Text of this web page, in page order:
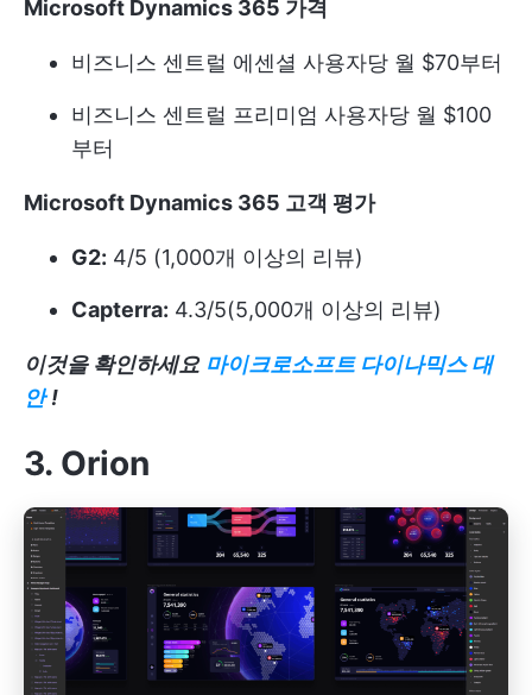
Microsoft Dynamics 365 가격
비즈니스 센트럴 에센셜 사용자당 월 $70부터
비즈니스 센트럴 프리미엄 사용자당 월 $100
부터
Microsoft Dynamics 365 고객 평가
G2: 4/5 (1,000개 이상의 리뷰)
Capterra: 4.3/5(5,000개 이상의 리뷰)
이것을 확인하세요 마이크로소프트 다이나믹스 대
안 !
3. Orion